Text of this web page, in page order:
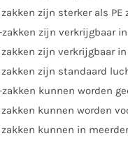
zakken zijn sterker als PE
zakken zijn verkrijgbaar
zakken zijn verkrijgbaar
zakken zijn standaard
zakken kunnen worden
zakken kunnen worden
zakken kunnen in